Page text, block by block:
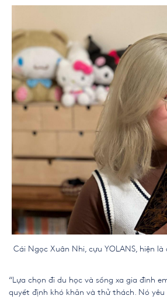
Cái Ngọc Xuân Nhi, cựu YOLANS, hiện
“Lựa chọn đi du học và sống xa gia đình
quyết định khó khăn và thử thách. Nó